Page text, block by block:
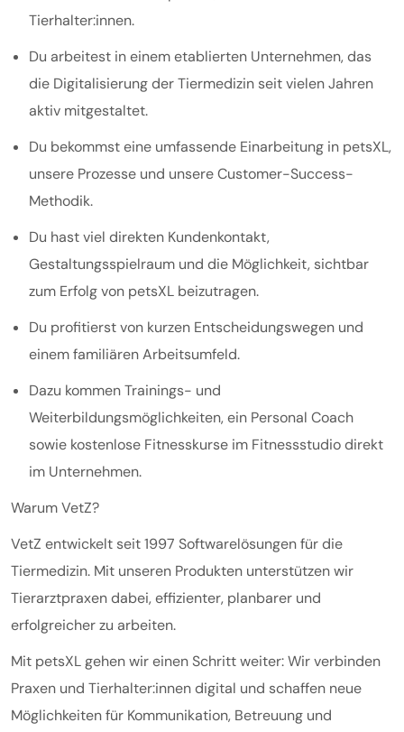
Tierhalter:innen.
Du arbeitest in einem etablierten Unternehmen, das
die Digitalisierung der Tiermedizin seit vielen Jahren
aktiv mitgestaltet.
Du bekommst eine umfassende Einarbeitung in petsXL,
unsere Prozesse und unsere Customer-Success-
Methodik.
Du hast viel direkten Kundenkontakt,
Gestaltungsspielraum und die Möglichkeit, sichtbar
zum Erfolg von petsXL beizutragen.
Du profitierst von kurzen Entscheidungswegen und
einem familiären Arbeitsumfeld.
Dazu kommen Trainings- und
Weiterbildungsmöglichkeiten, ein Personal Coach
sowie kostenlose Fitnesskurse im Fitnessstudio direkt
im Unternehmen.
Warum VetZ?
VetZ entwickelt seit 1997 Softwarelösungen für die
Tiermedizin. Mit unseren Produkten unterstützen wir
Tierarztpraxen dabei, effizienter, planbarer und
erfolgreicher zu arbeiten.
Mit petsXL gehen wir einen Schritt weiter: Wir verbinden
Praxen und Tierhalter:innen digital und schaffen neue
Möglichkeiten für Kommunikation, Betreuung und